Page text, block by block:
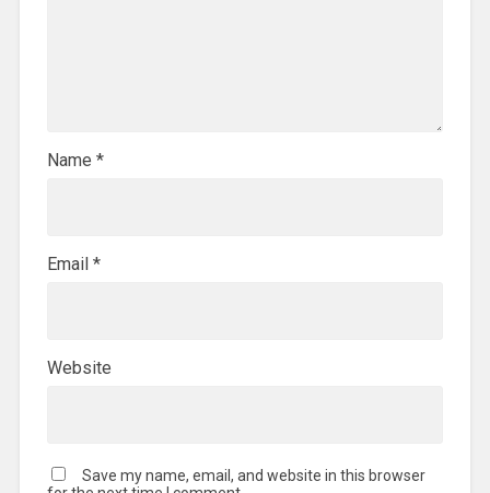
Name *
Email *
Website
Save my name, email, and website in this browser